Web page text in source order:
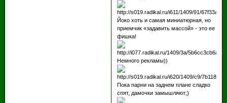
Йоко хоть и самая миниатюрная, но
приемчик «задавить массой» - это ее
фишка!
Немного рекламы))
Пока парни на заднем плане сладко
спят, дамочки замышляют;)